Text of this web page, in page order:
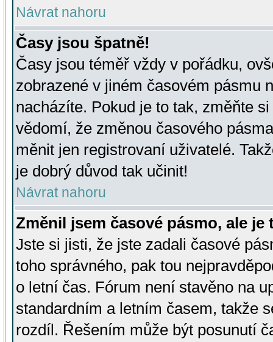
Návrat nahoru
Časy jsou špatně!
Časy jsou téměř vždy v pořádku,
zobrazené v jiném časovém pásmu
nacházíte. Pokud je to tak, změňte
vědomí, že změnou časového
měnit jen registrovaní uživatelé.
je dobrý důvod tak učinit!
Návrat nahoru
Změnil jsem časové pásmo, ale je
Jste si jisti, že jste zadali časové
toho správného, pak tou
o letní čas. Fórum není stavěno na
standardním a letním časem, takže
rozdíl. Řešením může být posunutí